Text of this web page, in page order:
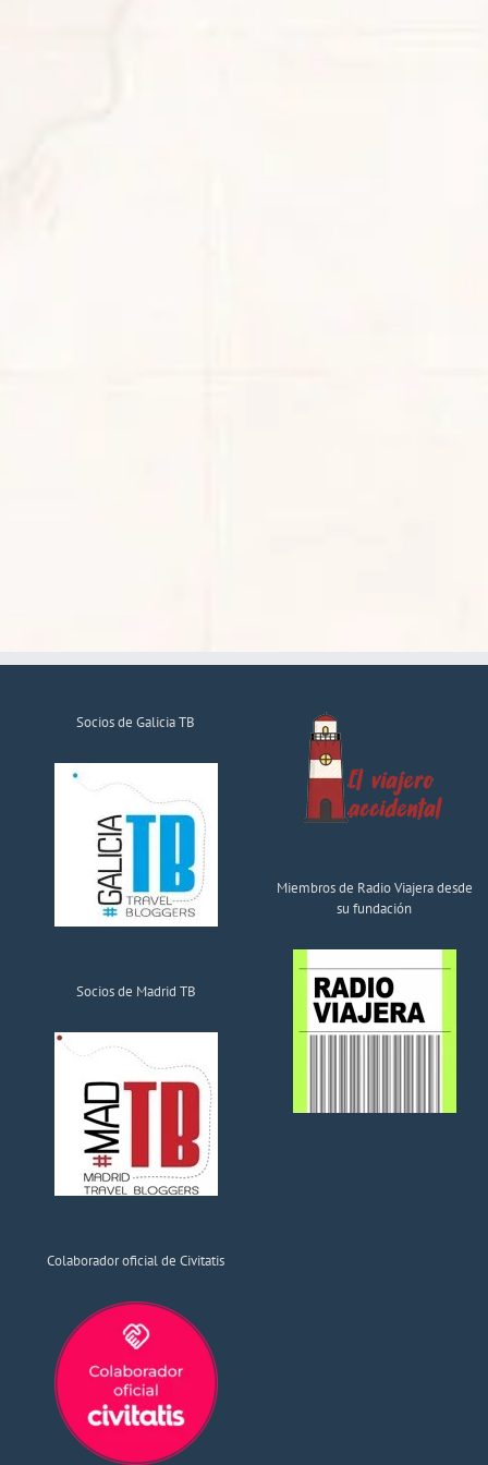
Socios de Galicia TB
Socios de Madrid TB
Colaborador oficial de Civitatis
Miembros de Radio Viajera desde
su fundación